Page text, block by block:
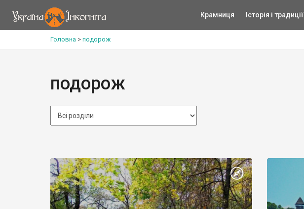
Крамниця Історія і традиції
Головна > подорож
подорож